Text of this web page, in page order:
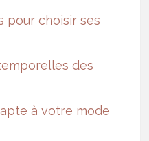
pour choisir ses
des
à votre mode